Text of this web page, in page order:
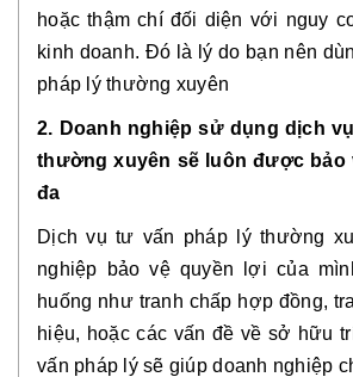
hoặc thậm chí đối diện với nguy
kinh doanh. Đó là lý do bạn nên
pháp lý thường xuyên
2. Doanh nghiệp sử dụng dịch
thường xuyên sẽ luôn được bảo
đa
Dịch vụ tư vấn pháp lý thường
nghiệp bảo vệ quyền lợi của
huống như tranh chấp hợp đồng,
hiệu, hoặc các vấn đề về sở hữu
vấn pháp lý sẽ giúp doanh nghiệp